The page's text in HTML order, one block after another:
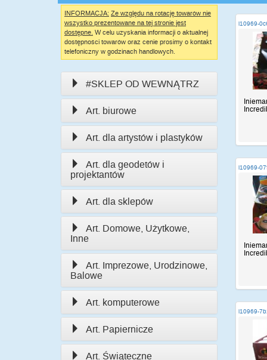
INFORMACJA: Ze względu na rotację towarów nie
wszystko prezentowane na tej stronie jest
dostępne. W celu uzyskania informacji o aktualnej
dostępności towarów oraz cenie prosimy o kontakt
telefoniczny w godzinach handlowych.
#SKLEP OD WEWNĄTRZ
Art. biurowe
Art. dla artystów i plastyków
Art. dla geodetów i
projektantów
Art. dla sklepów
Art. Domowe, Użytkowe,
Inne
Art. Imprezowe, Urodzinowe,
Balowe
Art. komputerowe
Art. Papiernicze
Art. Świąteczne
i10969-
i10969-
i10969-